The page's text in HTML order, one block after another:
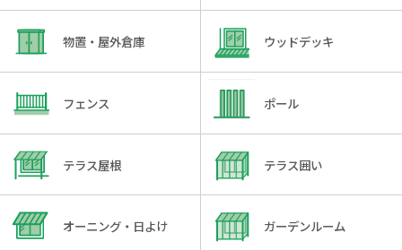
物置・屋外倉庫 ウッドデッキ
フェンス ポール
テラス屋根 テラス囲い
オーニング・日よけ ガーデンルーム